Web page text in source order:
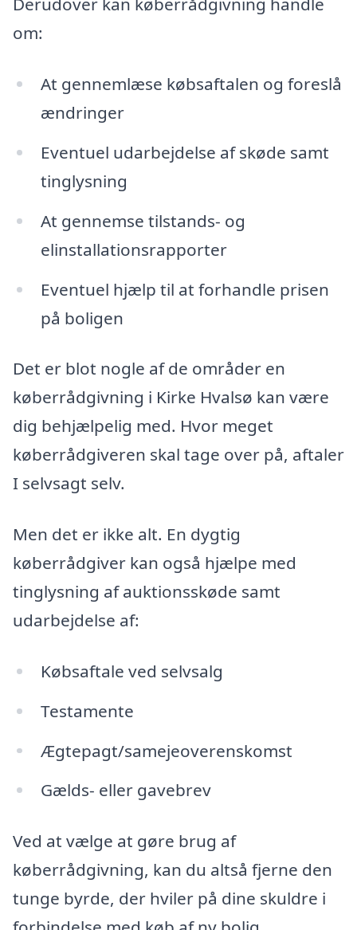
om:
At gennemlæse købsaftalen og foreslå
ændringer
Eventuel udarbejdelse af skøde samt
tinglysning
At gennemse tilstands- og
elinstallationsrapporter
Eventuel hjælp til at forhandle prisen
på boligen
Det er blot nogle af de områder en
køberrådgivning i Kirke Hvalsø kan være
dig behjælpelig med. Hvor meget
køberrådgiveren skal tage over på, aftaler
I selvsagt selv.
Men det er ikke alt. En dygtig
køberrådgiver kan også hjælpe med
tinglysning af auktionsskøde samt
udarbejdelse af:
Købsaftale ved selvsalg
Testamente
Ægtepagt/samejeoverenskomst
Gælds- eller gavebrev
Ved at vælge at gøre brug af
køberrådgivning, kan du altså fjerne den
tunge byrde, der hviler på dine skuldre i